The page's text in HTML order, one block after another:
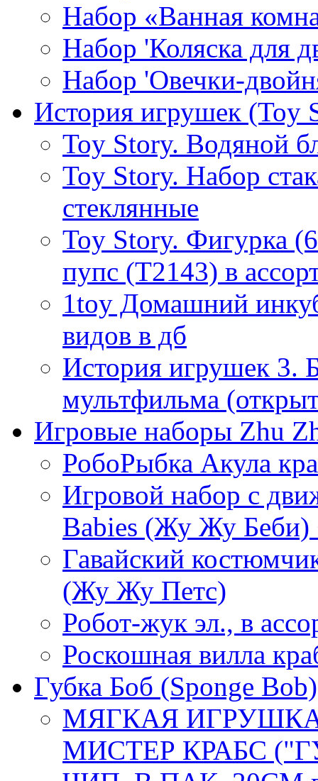
Набор «Ванная
Набор 'Коляска для
Набор 'Овечки-
История игрушек (Toy
Toy Story. Водяной
Toy Story. Набор
стеклянные
Toy Story. Фигурка
пупс (T2143) в
1toy Домашний
видов в дб
История игрушек 3.
мультфильма
Игровые наборы Zhu
РобоРыбка Акула
Игровой набор с
Babies (Жу Жу Беби)
Гавайский
(Жу Жу Петс)
Робот-жук эл., в
Роскошная вилла
Губка Боб (Sponge Bob)
МЯГКАЯ
МИСТЕР КРАБС